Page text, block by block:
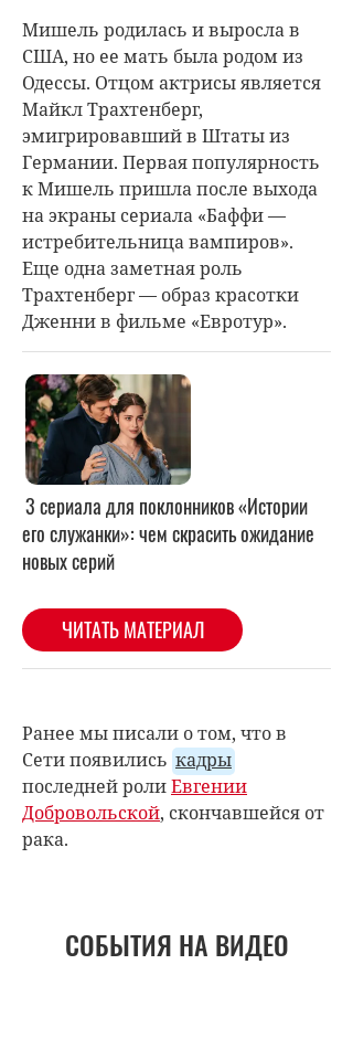
Мишель родилась и выросла в
США, но ее мать была родом из
Одессы. Отцом актрисы является
Майкл Трахтенберг,
эмигрировавший в Штаты из
Германии. Первая популярность
к Мишель пришла после выхода
на экраны сериала «Баффи —
истребительница вампиров».
Еще одна заметная роль
Трахтенберг — образ красотки
Дженни в фильме «Евротур».
Ранее мы писали о том, что в
Сети появились кадры
последней ролиЕвгении
Добровольской, скончавшейся от
рака.
СОБЫТИЯ НА ВИДЕО